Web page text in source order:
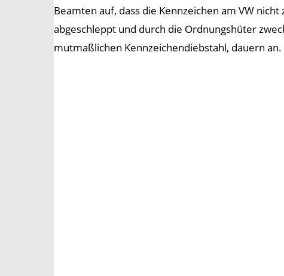
Beamten auf, dass die Kennzeichen am VW
abgeschleppt und durch die Ordnungshüter
mutmaßlichen Kennzeichendiebstahl, dauern